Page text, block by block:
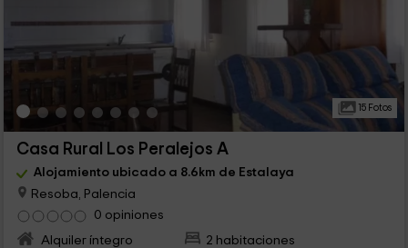
15 Fotos
Casa Rural Los Peralejos A
Alojamiento ubicado a 8.6km de Estalaya
Resoba, Palencia
0 opiniones
Alquiler íntegro
2 habitaciones